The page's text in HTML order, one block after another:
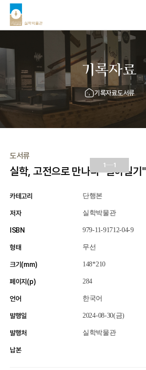
기록자료
기록자료도서류
1 1
도서류
실학, 고전으로 만나다 "열하일기"
카테고리 단행본
저자 실학박물관
ISBN 979-11-91712-04-9
형태 무선
크기(mm) 148*210
페이지(p) 284
언어 한국어
발행일 2024-08-30(금)
발행처 실학박물관
납본